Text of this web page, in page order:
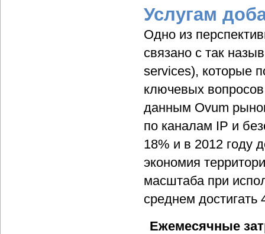
Услугам
Одно из
связано с так
services), которые
ключевых
данным Ovum
по каналам IP и
18% и в 2012 году
экономия
масштаба при
среднем достигать
Ежемесячные